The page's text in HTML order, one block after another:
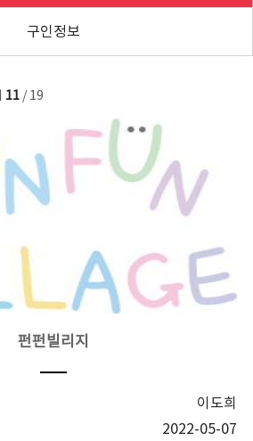
구인정보
11/ 19
펀펀빌리지
이도희
2022-05-07